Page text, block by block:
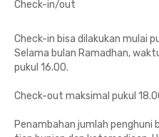
Check-in/out
Check-in bisa dilakukan mulai
Selama bulan Ramadhan,
pukul 16.00.
Check-out maksimal pukul
Penambahan jumlah penghuni